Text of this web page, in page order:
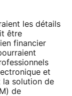
les détails
être
financier
et
la solution de
de